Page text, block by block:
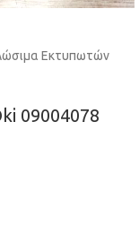
Εκτυπωτών
09004078